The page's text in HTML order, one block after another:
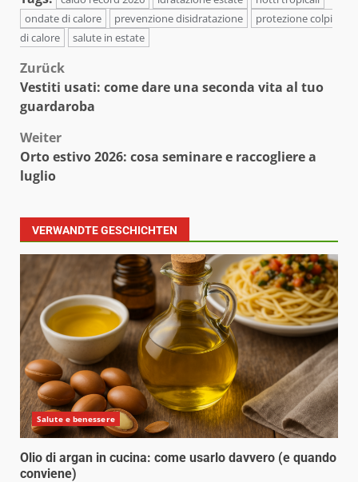
ondate di calore
prevenzione disidratazione
protezione colpi
di calore
salute in estate
Beitragsnavigation
Zurück
Vestiti usati: come dare una seconda vita al tuo
guardaroba
Weiter
Orto estivo 2026: cosa seminare e raccogliere a
luglio
VERWANDTE GESCHICHTEN
Salute e benessere
Olio di argan in cucina: come usarlo davvero (e quando
conviene)